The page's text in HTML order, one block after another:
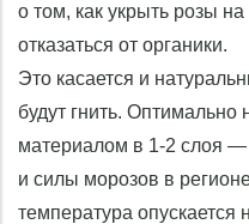
о том, как укрыть розы
отказаться от органики.
Это касается и
будут гнить. Оптимально
материалом в 1-2 слоя —
и силы морозов в
температура